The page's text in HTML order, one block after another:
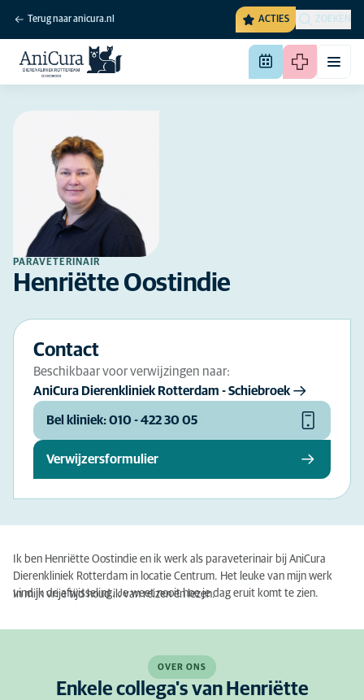
Terug naar anicura.nl ACTIES ZOEKEN
PARAVETERINAIR
Henriëtte Oostindie
Contact
Beschikbaar voor verwijzingen naar:
AniCura Dierenkliniek Rotterdam - Schiebroek
Bel kliniek: 010 - 422 30 05
Verwijzersformulier
Ik ben Henriëtte Oostindie en ik werk als paraveterinair bij AniCura
Dierenkliniek Rotterdam in locatie Centrum. Het leuke van mijn werk
vind ik de afwisseling. Je weet nooit hoe je dag eruit komt te zien.
In mijn vrije tijd houd ik van reizen en lezen.
OVER ONS
Enkele collega's van Henriëtte